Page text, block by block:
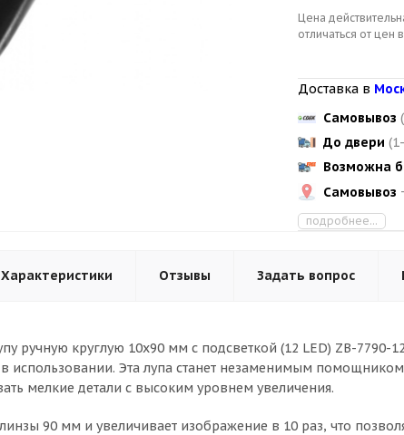
Цена
отличаться от цен
Доставка в
Самовывоз
До двери
Возможна
Самовывоз -
подробнее...
Характеристики Отзывы Задать вопрос
ручную круглую 10х90 мм с подсветкой (12 LED) ZB-7790-
в использовании. Эта лупа станет незаменимым
мелкие детали с высоким уровнем увеличения.
90 мм и увеличивает изображение в 10 раз, что